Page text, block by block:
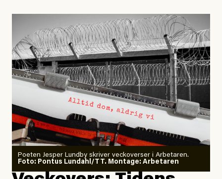
Hittills i år har minst 17 personer i Sverige dött på sina
arbetsplatser, enligt Arbetsmiljöverkets statistik.
#44/2026Dödsolyckor på jobbet
Larmet från
Arbetsmiljöverket:
Dödsolyckorna har slutat
minska
Joel Kellgren
Poeten Jesper Lundby skriver veckoverser i Arbetaren.
Foto: Pontus Lundahl/TT. Montage: Arbetaren